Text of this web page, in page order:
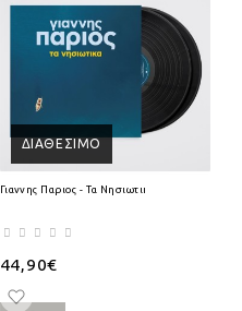
ΔΙΑΘΈΣΙΜΟ
Γιαννης Παριος - Τα Νησιωτικα (2Lp) (Βινύλιο)
44,90€